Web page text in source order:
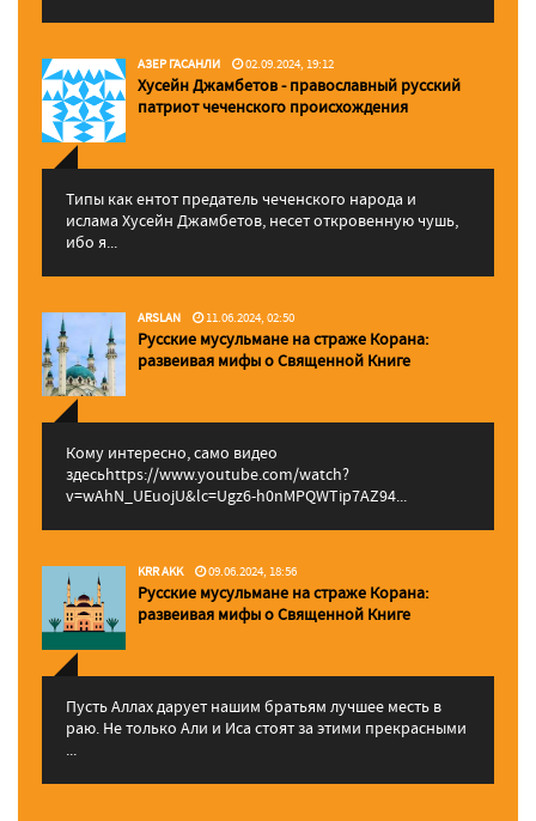
АЗЕР ГАСАНЛИ 02.09.2024, 19:12
Хусейн Джамбетов - православный русский
патриот чеченского происхождения
Типы как ентот предатель чеченского народа и
ислама Хусейн Джамбетов, несет откровенную чушь,
ибо я...
ARSLAN 11.06.2024, 02:50
Русские мусульмане на страже Корана:
pазвеивая мифы о Священной Книге
Кому интересно, само видео
здесьhttps://www.youtube.com/watch?
v=wAhN_UEuojU&lc=Ugz6-h0nMPQWTip7AZ94...
KRR AKK 09.06.2024, 18:56
Русские мусульмане на страже Корана:
pазвеивая мифы о Священной Книге
Пусть Аллах дарует нашим братьям лучшее месть в
раю. Не только Али и Иса стоят за этими прекрасными